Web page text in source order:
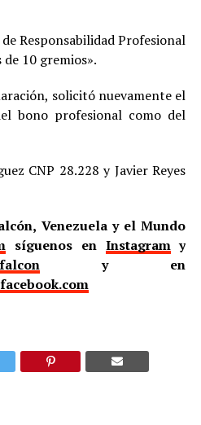
Responsabilidad Profesional
10 gremios».
solicitó nuevamente el
bono profesional como del
CNP 28.228 y Javier Reyes
Venezuela y el Mundo
síguenos en Instagramy
y en